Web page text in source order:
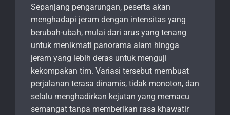
Sepanjang pengarungan, peserta akan
menghadapi jeram dengan intensitas yang
berubah-ubah, mulai dari arus yang tenang
untuk menikmati panorama alam hingga
jeram yang lebih deras untuk menguji
kekompakan tim. Variasi tersebut membuat
perjalanan terasa dinamis, tidak monoton, dan
selalu menghadirkan kejutan yang memacu
semangat tanpa memberikan rasa khawatir